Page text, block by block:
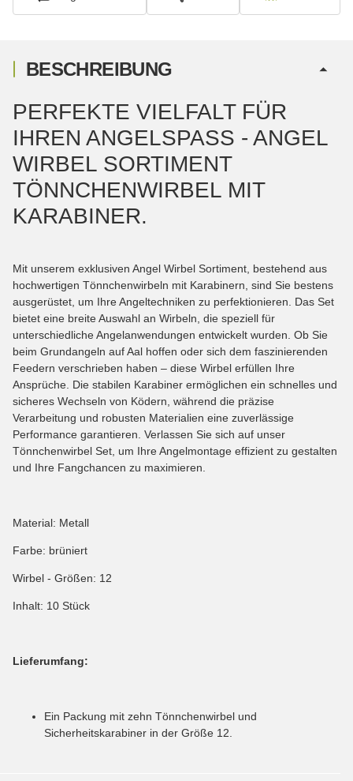
BESCHREIBUNG
PERFEKTE VIELFALT FÜR
IHREN ANGELSPASS - ANGEL W
IRBEL SORTIMENT T
ÖNNCHENWIRBEL MIT K
ARABINER.
Mit unserem exklusiven Angel Wirbel Sortiment, bestehend aus
hochwertigen Tönnchenwirbeln mit Karabinern, sind Sie bestens
ausgerüstet, um Ihre Angeltechniken zu perfektionieren. Das Set
bietet eine breite Auswahl an Wirbeln, die speziell für
unterschiedliche Angelanwendungen entwickelt wurden. Ob Sie
beim Grundangeln auf Aal hoffen oder sich dem faszinierenden
Feedern verschrieben haben – diese Wirbel erfüllen Ihre
Ansprüche. Die stabilen Karabiner ermöglichen ein schnelles und
sicheres Wechseln von Ködern, während die präzise
Verarbeitung und robusten Materialien eine zuverlässige
Performance garantieren. Verlassen Sie sich auf unser
Tönnchenwirbel Set, um Ihre Angelmontage effizient zu gestalten
und Ihre Fangchancen zu maximieren.
Material: Metall
Farbe: brüniert
Wirbel - Größen: 12
Inhalt: 10 Stück
Lieferumfang:
Ein Packung mit zehn Tönnchenwirbel und
Sicherheitskarabiner in der Größe 12.